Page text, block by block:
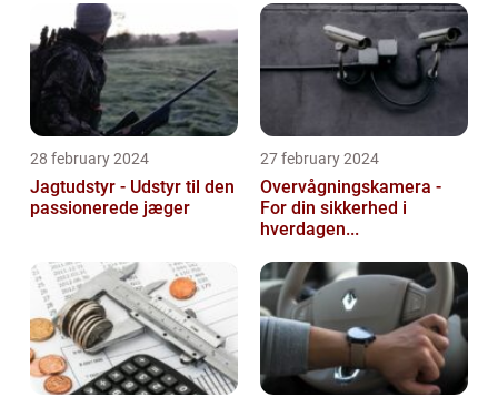
28 february 2024
Jagtudstyr - Udstyr til den
passionerede jæger
27 february 2024
Overvågningskamera -
For din sikkerhed i
hverdagen...